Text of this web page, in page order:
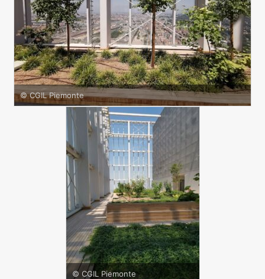
© CGIL Piemonte
© CGIL Piemonte